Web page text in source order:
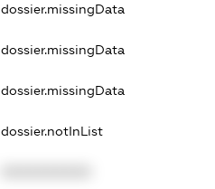
dossier.missingData
dossier.missingData
dossier.missingData
dossier.notInList